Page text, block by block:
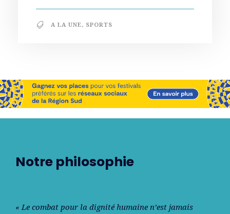
A LA UNE, SPORTS
Notre philosophie
« Le combat pour la dignité humaine n’est jamais